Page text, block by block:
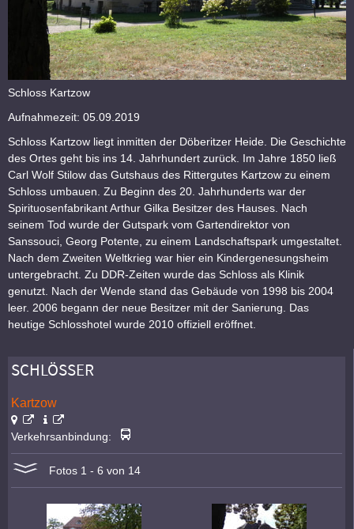
Schloss Kartzow
Aufnahmezeit: 05.09.2019
Schloss Kartzow liegt inmitten der Döberitzer Heide. Die Geschichte
des Ortes geht bis ins 14. Jahrhundert zurück. Im Jahre 1850 ließ
Carl Wolf Stilow das Gutshaus des Rittergutes Kartzow zu einem
Schloss umbauen. Zu Beginn des 20. Jahrhunderts war der
Spirituosenfabrikant Arthur Gilka Besitzer des Hauses. Nach
seinem Tod wurde der Gutspark vom Gartendirektor von
Sanssouci, Georg Potente, zu einem Landschaftspark umgestaltet.
Nach dem Zweiten Weltkrieg war hier ein Kindergenesungsheim
untergebracht. Zu DDR-Zeiten wurde das Schloss als Klinik
genutzt. Nach der Wende stand das Gebäude von 1998 bis 2004
leer. 2006 begann der neue Besitzer mit der Sanierung. Das
heutige Schlosshotel wurde 2010 offiziell eröffnet.
SCHLÖSSER
Kartzow
Verkehrsanbindung:
Fotos 1 - 6 von 14